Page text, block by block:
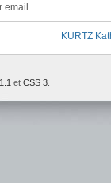
email.
KURTZ
et CSS 3